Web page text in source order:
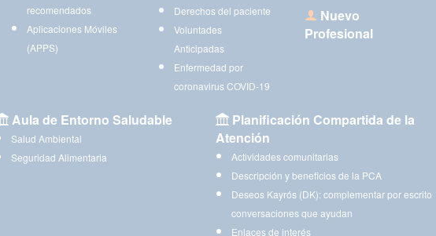
recomendados
Aplicaciones Móviles
(APPS)
Derechos del paciente
Voluntades
Anticipadas
Enfermedad por
coronavirus COVID-19
Nuevo
Profesional
Aula de Entorno Saludable
Salud Ambiental
Seguridad Alimentaria
Planificación Compartida de la
Atención
Actividades comunitarias
Descripción y beneficios de la PCA
Deseos Kayrós (DK): complementar por escrito
conversaciones que ayudan
Enlaces de interés